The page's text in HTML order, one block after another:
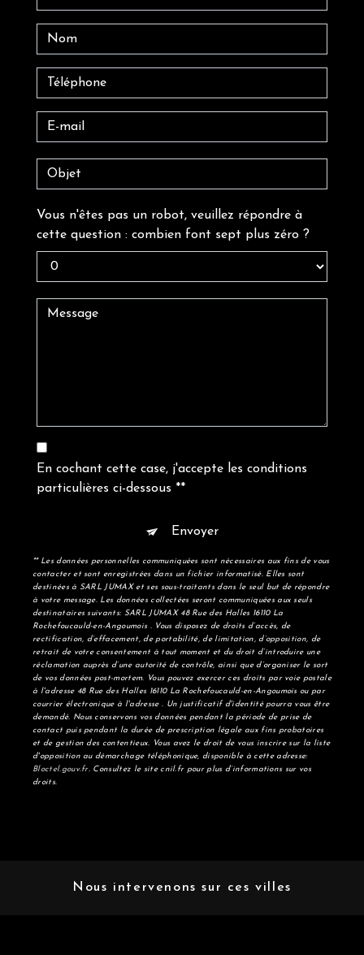
Vous n'êtes pas un robot, veuillez répondre à
cette question : combien font sept plus zéro ?
En cochant cette case, j'accepte les conditions
particulières ci-dessous **
Envoyer
** Les données personnelles communiquées sont nécessaires aux fins de vous
contacter et sont enregistrées dans un fichier informatisé. Elles sont
destinées à SARL JUMAX et ses sous-traitants dans le seul but de répondre
à votre message. Les données collectées seront communiquées aux seuls
destinataires suivants: SARL JUMAX 48 Rue des Halles 16110 La
Rochefoucauld-en-Angoumois . Vous disposez de droits d’accès, de
rectification, d’effacement, de portabilité, de limitation, d’opposition, de
retrait de votre consentement à tout moment et du droit d’introduire une
réclamation auprès d’une autorité de contrôle, ainsi que d’organiser le sort
de vos données post-mortem. Vous pouvez exercer ces droits par voie postale
à l'adresse 48 Rue des Halles 16110 La Rochefoucauld-en-Angoumois ou par
courrier électronique à l'adresse . Un justificatif d'identité pourra vous être
demandé. Nous conservons vos données pendant la période de prise de
contact puis pendant la durée de prescription légale aux fins probatoires
et de gestion des contentieux. Vous avez le droit de vous inscrire sur la liste
d'opposition au démarchage téléphonique, disponible à cette adresse:
Bloctel.gouv.fr. Consultez le site cnil.fr pour plus d’informations sur vos
droits.
Nous intervenons sur ces villes